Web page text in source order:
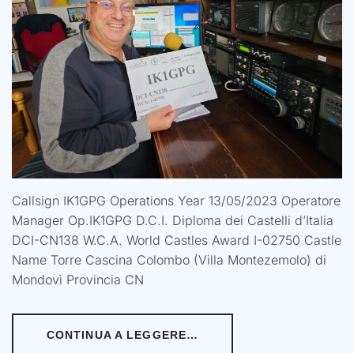
Callsign IK1GPG Operations Year 13/05/2023 Operatore
Manager Op.IK1GPG D.C.I. Diploma dei Castelli d’Italia
DCI-CN138 W.C.A. World Castles Award I-02750 Castle
Name Torre Cascina Colombo (Villa Montezemolo) di
Mondovì Provincia CN
CONTINUA A LEGGERE…